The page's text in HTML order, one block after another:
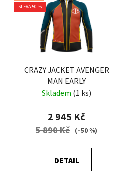
SLEVA 50 %
CRAZY JACKET AVENGER
MAN EARLY
Skladem (1 ks)
2 945 Kč
5 890 Kč (–50 %)
DETAIL